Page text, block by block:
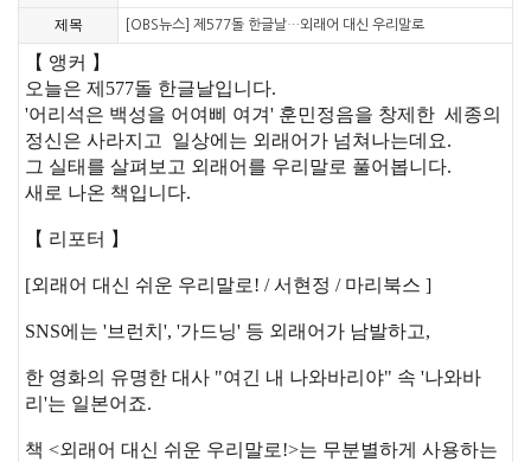
제목 [OBS뉴스] 제577돌 한글날…외래어 대신 우리말로
【 앵커 】
오늘은 제577돌 한글날입니다.
'어리석은 백성을 어여삐 여겨' 훈민정음을 창제한 세종의
정신은 사라지고 일상에는 외래어가 넘쳐나는데요.
그 실태를 살펴보고 외래어를 우리말로 풀어봅니다.
새로 나온 책입니다.
【 리포터 】
[외래어 대신 쉬운 우리말로! / 서현정 / 마리북스 ]
SNS에는 '브런치', '가드닝' 등 외래어가 남발하고,
한 영화의 유명한 대사 "여긴 내 나와바리야" 속 '나와바
리'는 일본어죠.
책 <외래어 대신 쉬운 우리말로!>는 무분별하게 사용하는